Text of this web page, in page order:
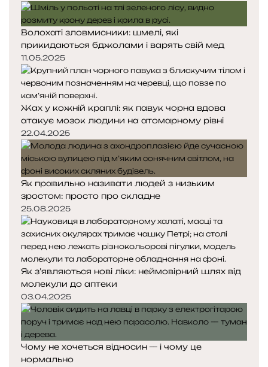
Волохаті зловмисники: шмелі, які
прикидаються бджолами і варять свій мед
11.05.2025
Жах у кожній краплі: як павук чорна вдова
атакує мозок людини на атомарному рівні
22.04.2025
Як правильно називати людей з низьким
зростом: просто про складне
25.08.2025
Як з’являються нові ліки: неймовірний шлях від
молекули до аптеки
03.04.2025
Чому не хочеться відносин — і чому це
нормально